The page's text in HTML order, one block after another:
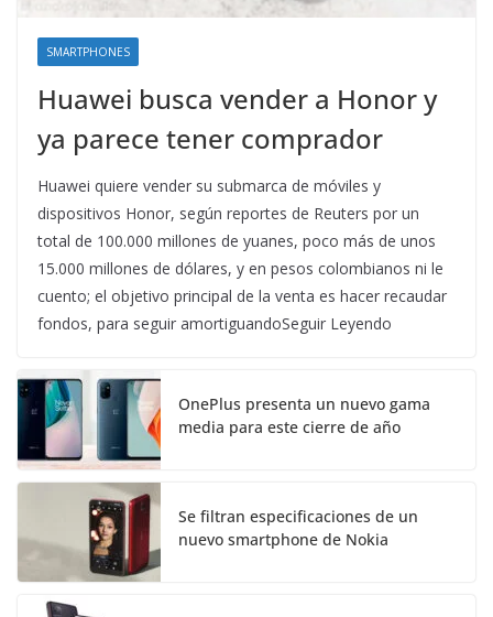
SMARTPHONES
Huawei busca vender a Honor y
ya parece tener comprador
Huawei quiere vender su submarca de móviles y
dispositivos Honor, según reportes de Reuters por un
total de 100.000 millones de yuanes, poco más de unos
15.000 millones de dólares, y en pesos colombianos ni le
cuento; el objetivo principal de la venta es hacer recaudar
fondos, para seguir amortiguandoSeguir Leyendo
OnePlus presenta un nuevo gama
media para este cierre de año
Se filtran especificaciones de un
nuevo smartphone de Nokia